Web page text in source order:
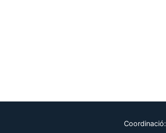
Coordinació: